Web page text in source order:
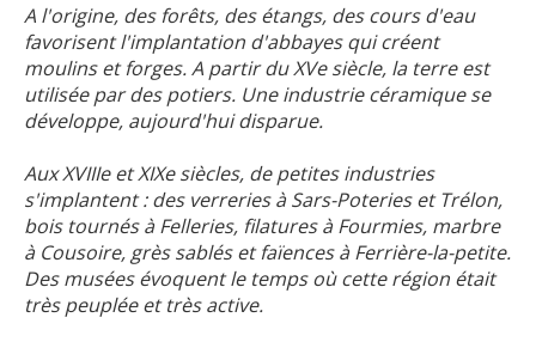
A l'origine, des forêts, des étangs, des cours d'eau
favorisent l'implantation d'abbayes qui créent
moulins et forges. A partir du XVe siècle, la terre est
utilisée par des potiers. Une industrie céramique se
développe, aujourd'hui disparue.
Aux XVIIIe et XIXe siècles, de petites industries
s'implantent : des verreries à Sars-Poteries et Trélon,
bois tournés à Felleries, filatures à Fourmies, marbre
à Cousoire, grès sablés et faïences à Ferrière-la-petite.
Des musées évoquent le temps où cette région était
très peuplée et très active.